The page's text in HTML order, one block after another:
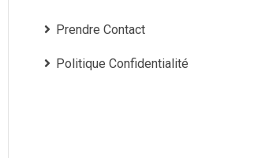
Prendre Contact
Politique Confidentialité